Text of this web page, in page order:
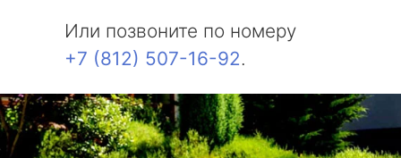
Или позвоните по номеру
+7 (812) 507-16-92.